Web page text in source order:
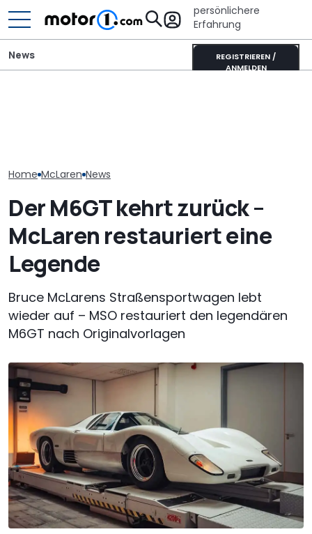
persönlichere
Erfahrung
REGISTRIEREN /
ANMELDEN
News
Home McLaren News
Der M6GT kehrt zurück –
McLaren restauriert eine
Legende
Bruce McLarens Straßensportwagen lebt
wieder auf – MSO restauriert den legendären
M6GT nach Originalvorlagen